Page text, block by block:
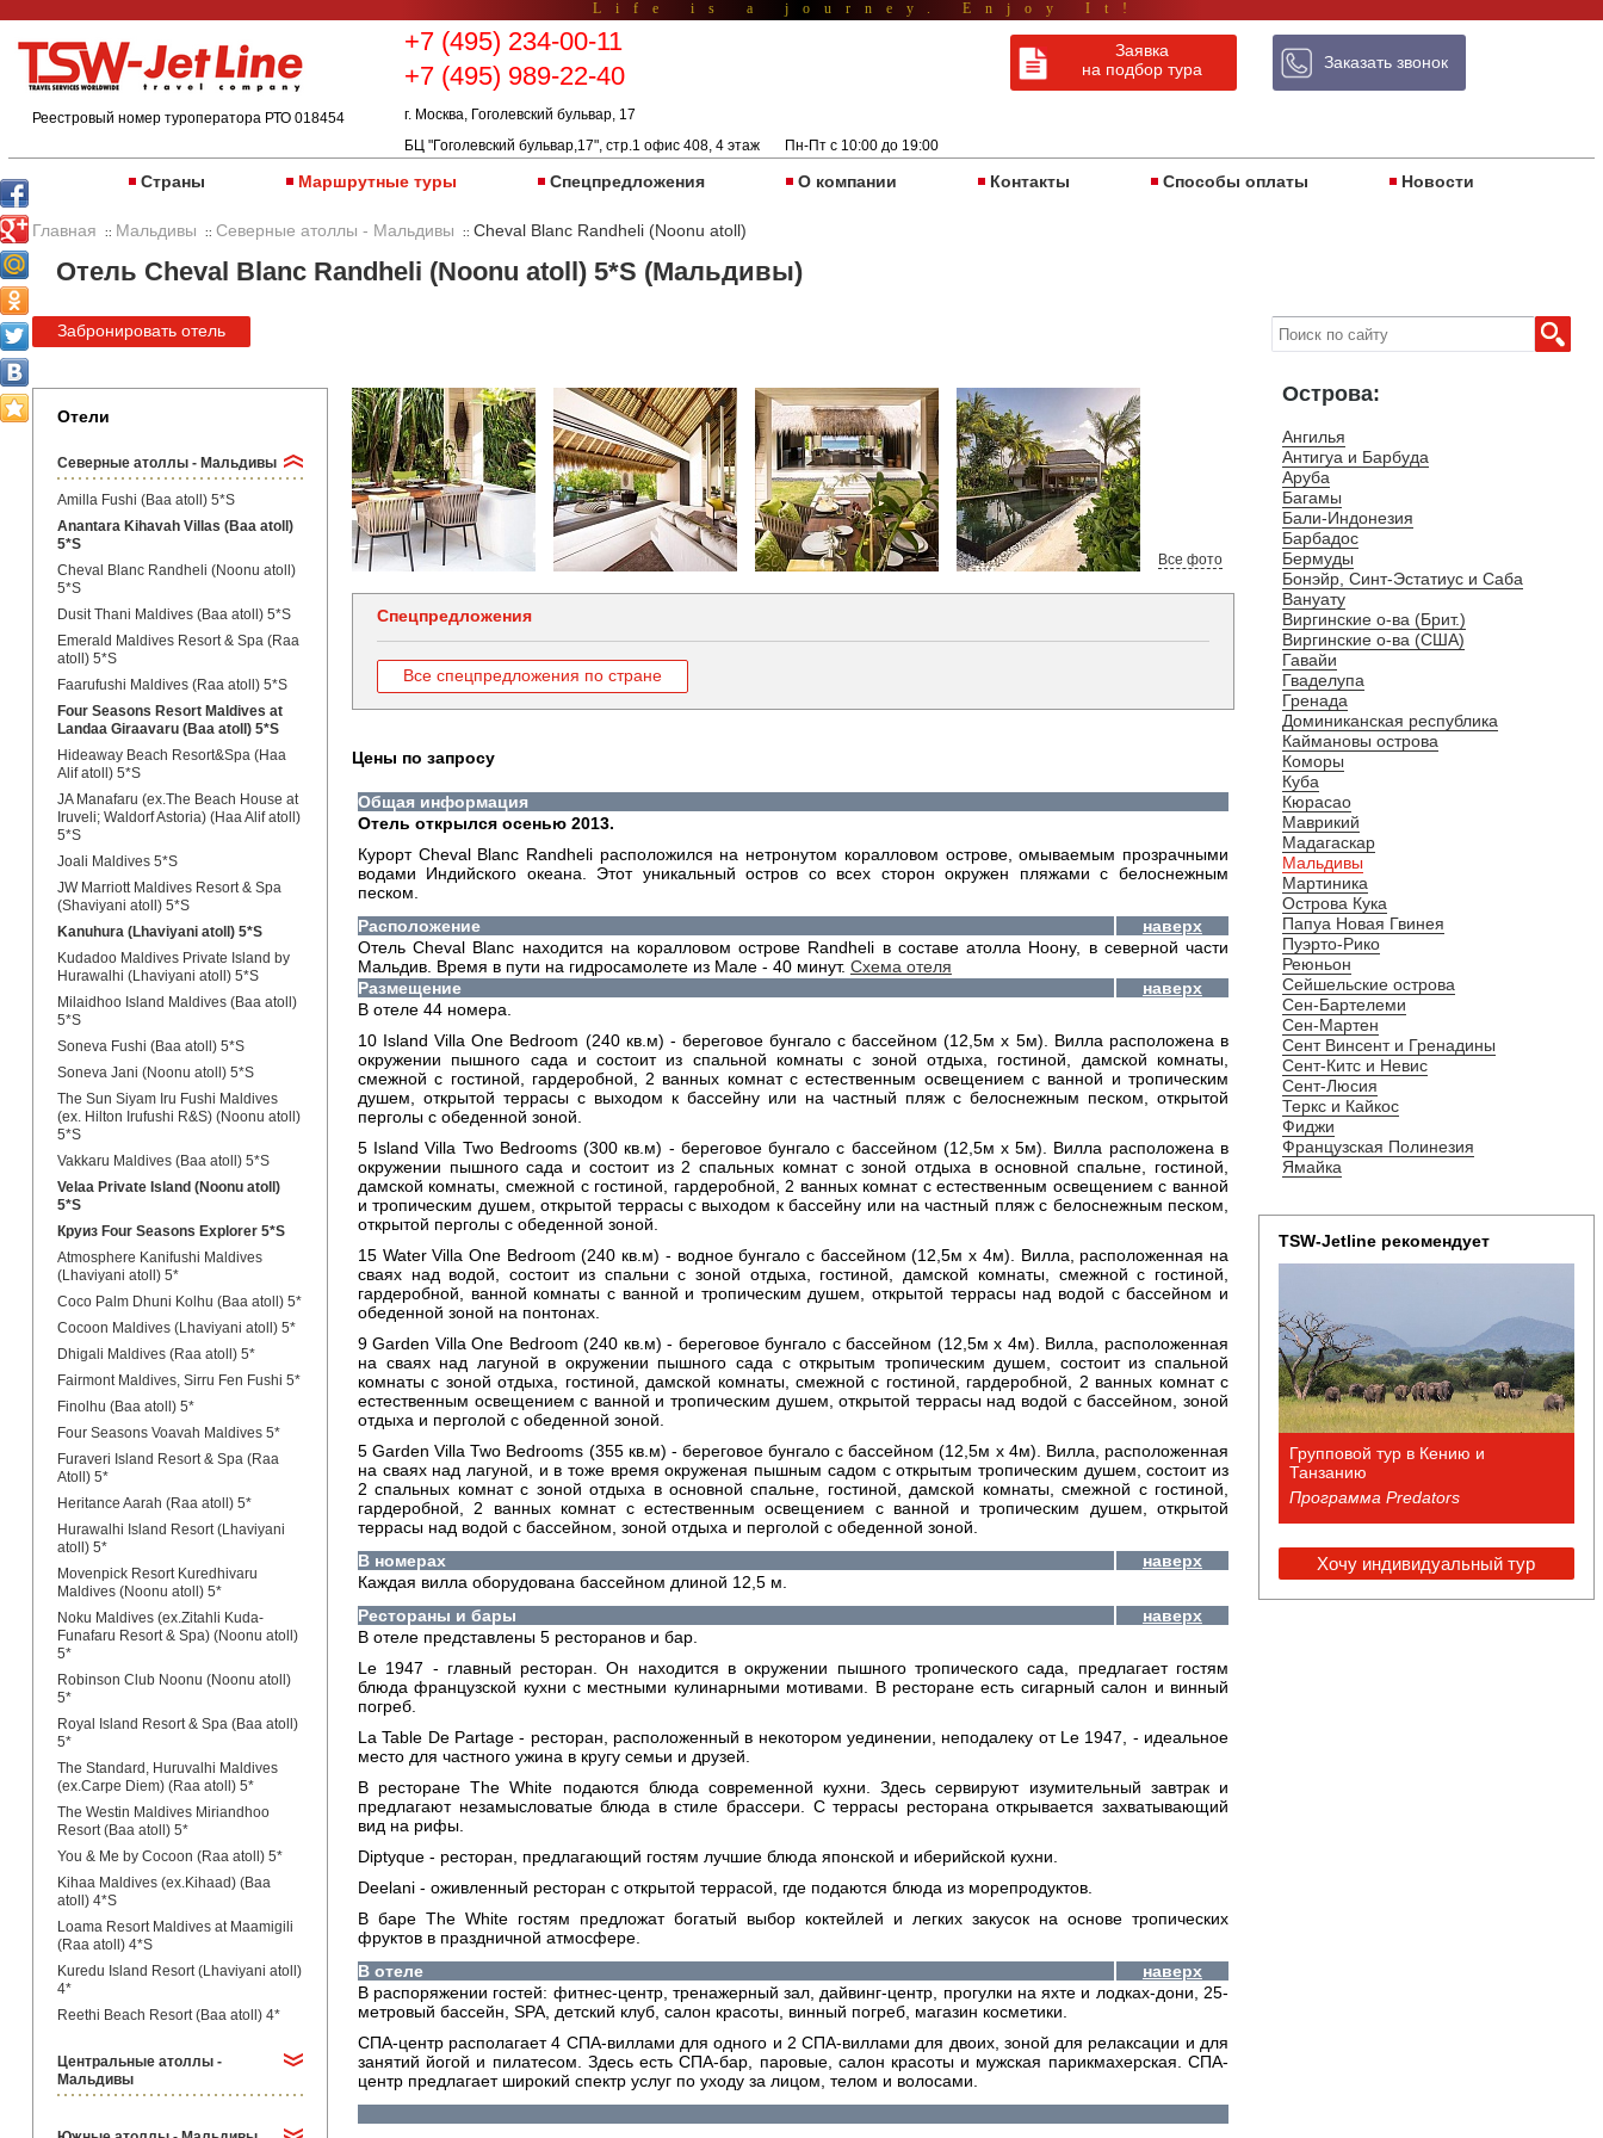
Life is a journey. Enjoy It!
Реестровый номер туроператора РТО 018454
+7 (495) 234-00-11
+7 (495) 989-22-40
г. Москва, Гоголевский бульвар, 17
БЦ "Гоголевский бульвар,17", стр.1 офис 408, 4 этаж Пн-Пт с 10:00 до 19:00
Заявка
на подбор тура
Заказать звонок
Страны Маршрутные туры Спецпредложения О компании Контакты Способы оплаты Новости
Главная :: Мальдивы :: Северные атоллы - Мальдивы :: Cheval Blanc Randheli (Noonu atoll)
Отель Cheval Blanc Randheli (Noonu atoll) 5*S (Мальдивы)
Забронировать отель
Отели
Северные атоллы - Мальдивы
Amilla Fushi (Baa atoll) 5*S
Anantara Kihavah Villas (Baa atoll)
5*S
Cheval Blanc Randheli (Noonu atoll)
5*S
Dusit Thani Maldives (Baa atoll) 5*S
Emerald Maldives Resort & Spa (Raa
atoll) 5*S
Faarufushi Maldives (Raa atoll) 5*S
Four Seasons Resort Maldives at
Landaa Giraavaru (Baa atoll) 5*S
Hideaway Beach Resort&Spa (Haa
Alif atoll) 5*S
JA Manafaru (ex.The Beach House at
Iruveli; Waldorf Astoria) (Haa Alif atoll)
5*S
Joali Maldives 5*S
JW Marriott Maldives Resort & Spa
(Shaviyani atoll) 5*S
Kanuhura (Lhaviyani atoll) 5*S
Kudadoo Maldives Private Island by
Hurawalhi (Lhaviyani atoll) 5*S
Milaidhoo Island Maldives (Baa atoll)
5*S
Soneva Fushi (Baa atoll) 5*S
Soneva Jani (Noonu atoll) 5*S
The Sun Siyam Iru Fushi Maldives
(ex. Hilton Irufushi R&S) (Noonu atoll)
5*S
Vakkaru Maldives (Baa atoll) 5*S
Velaa Private Island (Noonu atoll)
5*S
Круиз Four Seasons Explorer 5*S
Atmosphere Kanifushi Maldives
(Lhaviyani atoll) 5*
Coco Palm Dhuni Kolhu (Baa atoll) 5*
Cocoon Maldives (Lhaviyani atoll) 5*
Dhigali Maldives (Raa atoll) 5*
Fairmont Maldives, Sirru Fen Fushi 5*
Finolhu (Baa atoll) 5*
Four Seasons Voavah Maldives 5*
Furaveri Island Resort & Spa (Raa
Atoll) 5*
Heritance Aarah (Raa atoll) 5*
Hurawalhi Island Resort (Lhaviyani
atoll) 5*
Movenpick Resort Kuredhivaru
Maldives (Noonu atoll) 5*
Noku Maldives (ex.Zitahli Kuda-
Funafaru Resort & Spa) (Noonu atoll)
5*
Robinson Club Noonu (Noonu atoll)
5*
Royal Island Resort & Spa (Baa atoll)
5*
The Standard, Huruvalhi Maldives
(ex.Carpe Diem) (Raa atoll) 5*
The Westin Maldives Miriandhoo
Resort (Baa atoll) 5*
You & Me by Cocoon (Raa atoll) 5*
Kihaa Maldives (ex.Kihaad) (Baa
atoll) 4*S
Loama Resort Maldives at Maamigili
(Raa atoll) 4*S
Kuredu Island Resort (Lhaviyani atoll)
4*
Reethi Beach Resort (Baa atoll) 4*
Центральные атоллы -
Мальдивы
Все фото
Спецпредложения
Все спецпредложения по стране
Цены по запросу
Общая информация
Отель открылся осенью 2013.
Курорт Cheval Blanc Randheli расположился на нетронутом коралловом острове, омываемым прозрачными
водами Индийского океана. Этот уникальный остров со всех сторон окружен пляжами с белоснежным
песком.
Расположение
наверх
Отель Cheval Blanc находится на коралловом острове Randheli в составе атолла Ноону, в северной части
Мальдив. Время в пути на гидросамолете из Мале - 40 минут. Схема отеля
Размещение
наверх
В отеле 44 номера.
10 Island Villa One Bedroom (240 кв.м) - береговое бунгало с бассейном (12,5м х 5м). Вилла расположена в
окружении пышного сада и состоит из спальной комнаты с зоной отдыха, гостиной, дамской комнаты,
смежной с гостиной, гардеробной, 2 ванных комнат с естественным освещением с ванной и тропическим
душем, открытой террасы с выходом к бассейну или на частный пляж с белоснежным песком, открытой
перголы с обеденной зоной.
5 Island Villa Two Bedrooms (300 кв.м) - береговое бунгало с бассейном (12,5м х 5м). Вилла расположена в
окружении пышного сада и состоит из 2 спальных комнат с зоной отдыха в основной спальне, гостиной,
дамской комнаты, смежной с гостиной, гардеробной, 2 ванных комнат с естественным освещением с ванной
и тропическим душем, открытой террасы с выходом к бассейну или на частный пляж с белоснежным песком,
открытой перголы с обеденной зоной.
15 Water Villa One Bedroom (240 кв.м) - водное бунгало с бассейном (12,5м х 4м). Вилла, расположенная на
сваях над водой, состоит из спальни с зоной отдыха, гостиной, дамской комнаты, смежной с гостиной,
гардеробной, ванной комнаты с ванной и тропическим душем, открытой террасы над водой с бассейном и
обеденной зоной на понтонах.
9 Garden Villa One Bedroom (240 кв.м) - береговое бунгало с бассейном (12,5м х 4м). Вилла, расположенная
на сваях над лагуной в окружении пышного сада с открытым тропическим душем, состоит из спальной
комнаты с зоной отдыха, гостиной, дамской комнаты, смежной с гостиной, гардеробной, 2 ванных комнат с
естественным освещением с ванной и тропическим душем, открытой террасы над водой с бассейном, зоной
отдыха и перголой с обеденной зоной.
5 Garden Villa Two Bedrooms (355 кв.м) - береговое бунгало с бассейном (12,5м х 4м). Вилла, расположенная
на сваях над лагуной, и в тоже время окруженая пышным садом с открытым тропическим душем, состоит из
2 спальных комнат с зоной отдыха в основной спальне, гостиной, дамской комнаты, смежной с гостиной,
гардеробной, 2 ванных комнат с естественным освещением с ванной и тропическим душем, открытой
террасы над водой с бассейном, зоной отдыха и перголой с обеденной зоной.
В номерах
наверх
Каждая вилла оборудована бассейном длиной 12,5 м.
Рестораны и бары
наверх
В отеле представлены 5 ресторанов и бар.
Le 1947 - главный ресторан. Он находится в окружении пышного тропического сада, предлагает гостям
блюда французской кухни с местными кулинарными мотивами. В ресторане есть сигарный салон и винный
погреб.
La Table De Partage - ресторан, расположенный в некотором уединении, неподалеку от Le 1947, - идеальное
место для частного ужина в кругу семьи и друзей.
В ресторане The White подаются блюда современной кухни. Здесь сервируют изумительный завтрак и
предлагают незамысловатые блюда в стиле брассери. С террасы ресторана открывается захватывающий
вид на рифы.
Diptyque - ресторан, предлагающий гостям лучшие блюда японской и иберийской кухни.
Deelani - оживленный ресторан с открытой террасой, где подаются блюда из морепродуктов.
В баре The White гостям предложат богатый выбор коктейлей и легких закусок на основе тропических
фруктов в праздничной атмосфере.
В отеле
наверх
В распоряжении гостей: фитнес-центр, тренажерный зал, дайвинг-центр, прогулки на яхте и лодках-дони, 25-
метровый бассейн, SPA, детский клуб, салон красоты, винный погреб, магазин косметики.
СПА-центр располагает 4 СПА-виллами для одного и 2 СПА-виллами для двоих, зоной для релаксации и для
занятий йогой и пилатесом. Здесь есть СПА-бар, паровые, салон красоты и мужская парикмахерская. СПА-
центр предлагает широкий спектр услуг по уходу за лицом, телом и волосами.
Острова:
Ангилья
Антигуа и Барбуда
Аруба
Багамы
Бали-Индонезия
Барбадос
Бермуды
Бонэйр, Синт-Эстатиус и Саба
Вануату
Виргинские о-ва (Брит.)
Виргинские о-ва (США)
Гавайи
Гваделупа
Гренада
Доминиканская республика
Каймановы острова
Коморы
Куба
Кюрасао
Маврикий
Мадагаскар
Мальдивы
Мартиника
Острова Кука
Папуа Новая Гвинея
Пуэрто-Рико
Реюньон
Сейшельские острова
Сен-Бартелеми
Сен-Мартен
Сент Винсент и Гренадины
Сент-Китс и Невис
Сент-Люсия
Теркс и Кайкос
Фиджи
Французская Полинезия
Ямайка
TSW-Jetline рекомендует
Групповой тур в Кению и
Танзанию
Программа Predators
Хочу индивидуальный тур